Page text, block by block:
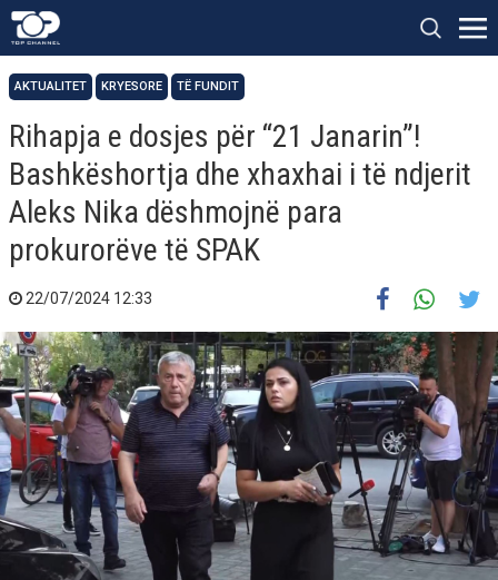
AKTUALITET KRYESORE TË FUNDIT
Rihapja e dosjes për “21 Janarin”!
Bashkëshortja dhe xhaxhai i të ndjerit
Aleks Nika dëshmojnë para
prokurorëve të SPAK
22/07/2024 12:33